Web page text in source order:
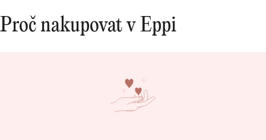
Proč nakupovat v Eppi